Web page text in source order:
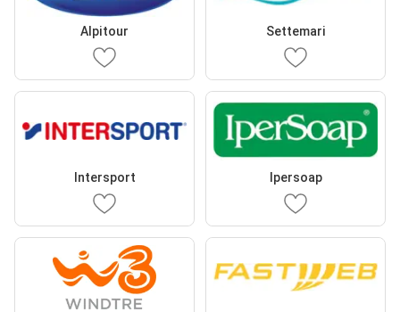
Alpitour Settemari
Intersport Ipersoap